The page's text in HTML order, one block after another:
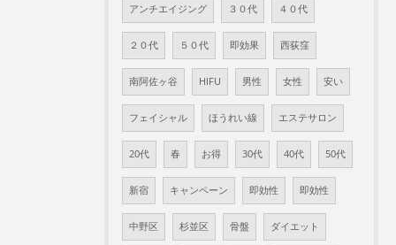
アンチエイジング ３０代 ４０代
２０代 ５０代 即効果 西荻窪
南阿佐ヶ谷 HIFU 男性 女性 安い
フェイシャル ほうれい線 エステサロン
20代 春 お得 30代 40代 50代
新宿 キャンペーン 即効性 即効性
中野区 杉並区 骨盤 ダイエット